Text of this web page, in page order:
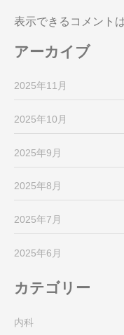
表示できるコメント
アーカイブ
2025年11月
2025年10月
2025年9月
2025年8月
2025年7月
2025年6月
カテゴリー
内科